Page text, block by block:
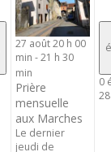
27 août 20 h 00
min -21 h 30
min
Prière
mensuelle
aux Marches
Le dernier
jeudi de
0
28